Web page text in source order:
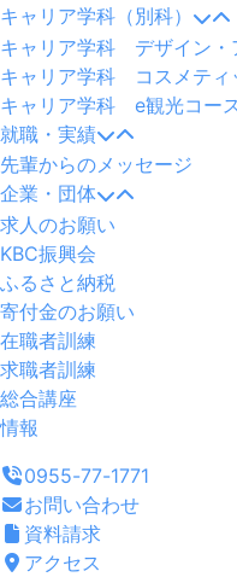
キャリア学科（別科）
キャリア学科 デザイン・
キャリア学科 コスメティ
キャリア学科 e観光コース
就職・実績
先輩からのメッセージ
企業・団体
求人のお願い
KBC振興会
ふるさと納税
寄付金のお願い
在職者訓練
求職者訓練
総合講座
情報
0955-77-1771
お問い合わせ
資料請求
アクセス